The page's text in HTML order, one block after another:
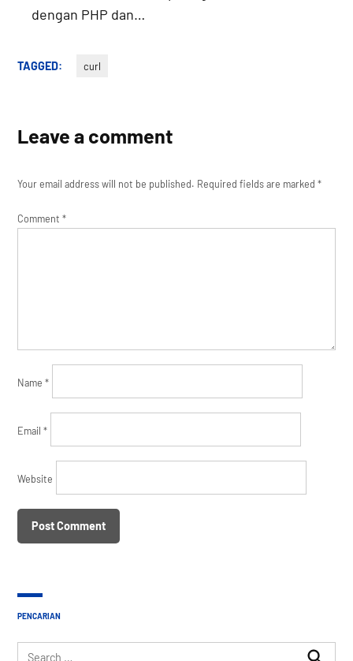
dengan PHP dan…
TAGGED: curl
Leave a comment
Your email address will not be published. Required fields are marked*
Comment*
Name*
Email*
Website
PENCARIAN
Search